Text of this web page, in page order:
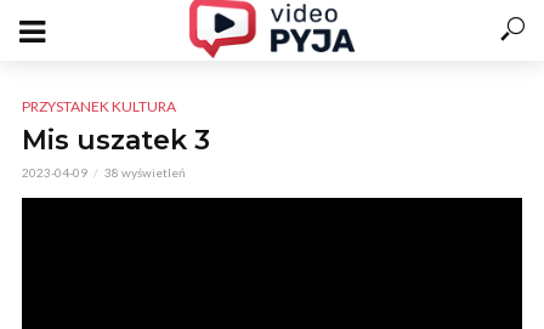
PRZYSTANEK KULTURA
Mis uszatek 3
2023-04-09 38 wyświetleń